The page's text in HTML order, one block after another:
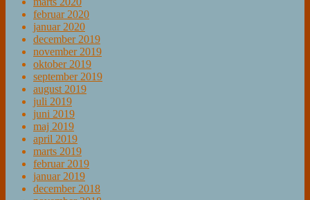
februar 2020
januar 2020
december 2019
november 2019
oktober 2019
september 2019
august 2019
juli 2019
juni 2019
maj 2019
april 2019
marts 2019
februar 2019
januar 2019
december 2018